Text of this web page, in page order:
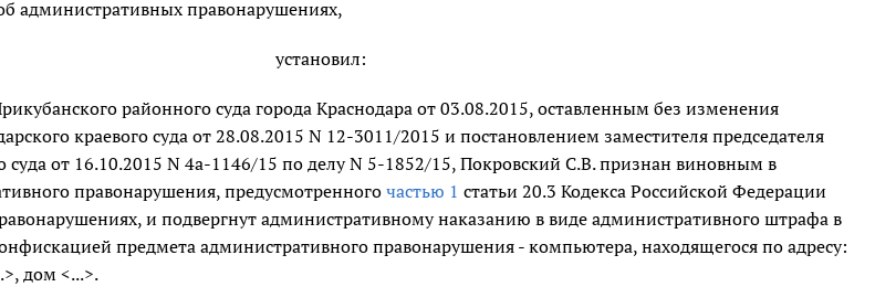
административных правонарушениях,
установил:
районного суда города Краснодара от 03.08.2015, оставленным без изменения
краевого суда от 28.08.2015 N 12-3011/2015 и постановлением заместителя председателя
суда от 16.10.2015 N 4а-1146/15 по делу N 5-1852/15, Покровский С.В. признан виновным в
правонарушения, предусмотренного частью 1 статьи 20.3 Кодекса Российской Федерации
и подвергнут административному наказанию в виде административного штрафа в
предмета административного правонарушения - компьютера, находящегося по адресу:
дом <...>.